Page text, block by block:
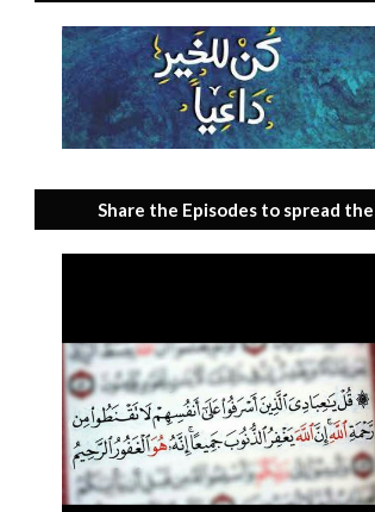
Share the Episodes to spread the
benefit